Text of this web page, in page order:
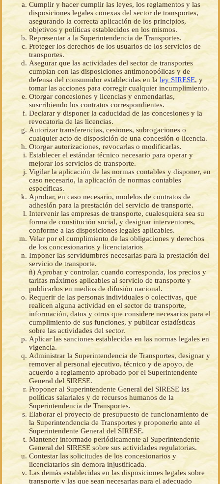
Cumplir y hacer cumplir las leyes, los reglamentos y las
disposiciones legales conexas del sector de transportes,
asegurando la correcta aplicación de los principios,
objetivos y políticas establecidos en los mismos.
Representar a la Superintendencia de Transportes.
Proteger los derechos de los usuarios de los servicios de
transportes.
Asegurar que las actividades del sector de transportes
cumplan con las disposiciones antimonopólicas y de
defensa del consumidor establecidas en laley SIRESE, y
tomar las acciones para corregir cualquier incumplimiento.
Otorgar concesiones y licencias y enmendarlas,
suscribiendo los contratos correspondientes.
Declarar y disponer la caducidad de las concesiones y la
revocatoria de las licencias.
Autorizar transferencias, cesiones, subrogaciones o
cualquier acto de disposición de una concesión o licencia.
Otorgar autorizaciones, revocarlas o modificarlas.
Establecer el estándar técnico necesario para operar y
mejorar los servicios de transporte.
Vigilar la aplicación de las normas contables y disponer, en
caso necesario, la aplicación de normas contables
específicas.
Aprobar, en caso necesario, modelos de contratos de
adhesión para la prestación del servicio de transporte.
Intervenir las empresas de transporte, cualesquiera sea su
forma de constitución social, y designar interventores,
conforme a las disposiciones legales aplicables.
Velar por el cumplimiento de las obligaciones y derechos
de los concesionarios y licenciatarios
Imponer las servidumbres necesarias para la prestación del
servicio de transporte.
ñ) Aprobar y controlar, cuando corresponda, los precios y
tarifas máximos aplicables al servicio de transporte y
publicarlos en medios de difusión nacional.
Requerir de las personas individuales o colectivas, que
realicen alguna actividad en el sector de transporte,
información, datos y otros que considere necesarios para el
cumplimiento de sus funciones, y publicar estadísticas
sobre las actividades del sector.
Aplicar las sanciones establecidas en las normas legales en
vigencia.
Administrar la Superintendencia de Transportes, designar y
remover al personal ejecutivo, técnico y de apoyo, de
acuerdo a reglamento aprobado por el Superintendente
General del SIRESE.
Proponer al Superintendente General del SIRESE las
políticas salariales y de recursos humanos de la
Superintendencia de Transportes.
Elaborar el proyecto de presupuesto de funcionamiento de
la Superintendencia de Transportes y proponerlo ante el
Superintendente General del SIRESE.
Mantener informado periódicamente al Superintendente
General del SIRESE sobre sus actividades regulatorias.
Contestar las solicitudes de los concesionarios y
licenciatarios sin demora injustificada.
Las demás establecidas en las disposiciones legales sobre
transporte y las que sean necesarias para el adecuado